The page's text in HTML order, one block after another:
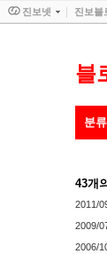
블
분
43개
2011/
2009/
2006/
진보넷 진보블